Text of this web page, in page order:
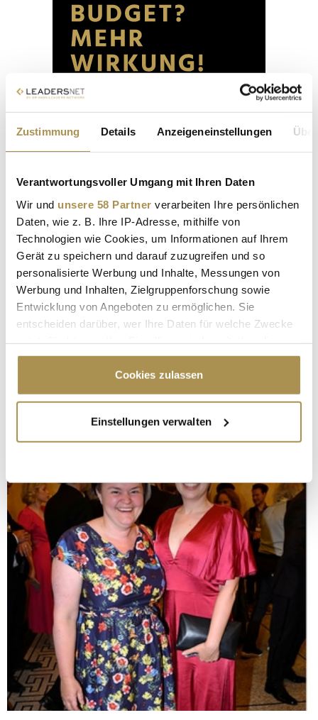
Zustimmung Details Anzeigeneinstellungen
Verantwortungsvoller Umgang mit Ihren Daten
Wir und unsere 58 Partner verarbeiten Ihre persönlichen
Daten, wie z. B. Ihre IP-Adresse, mithilfe von
Technologien wie Cookies, um Informationen auf Ihrem
Gerät zu speichern und darauf zuzugreifen und so
personalisierte Werbung und Inhalte, Messungen von
Werbung und Inhalten, Zielgruppenforschung sowie
Entwicklung von Angeboten zu ermöglichen. Sie
entscheiden darüber, wer Ihre Daten für welche Zwecke
Cookie-Erklärung oder durch Klicken auf das Privacy
Trigger Symbol ändern oder widerrufen
Informationen über Ihre geografische Lage
erfassen, welche bis auf einige Meter genau sein
bestimmten Merkmalen (Fingerprinting) identifizieren
Erfahren Sie mehr darüber, wie Ihre persönlichen Daten
verarbeitet werden, und legen Sie Ihre Präferenzen im
Abschnitt Einzelheitenfest.
Wir verwenden Cookies, um Inhalte und Anzeigen zu
personalisieren, Funktionen für soziale Medien anbieten
zu können und die Zugriffe auf unsere Website zu
analysieren. Außerdem geben wir Informationen zu Ihrer
Verwendung unserer Website an unsere Partner für
soziale Medien, Werbung und Analysen weiter. Unsere
Partner führen diese Informationen möglicherweise mit
weiteren Daten zusammen, die Sie ihnen bereitgestellt
Cookies zulassen
Einstellungen verwalten